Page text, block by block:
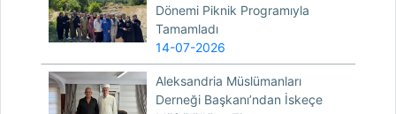
Dönemi Piknik Programıyla
Tamamladı
14-07-2026
Aleksandria Müslümanları
Derneği Başkanı’ndan İskeçe